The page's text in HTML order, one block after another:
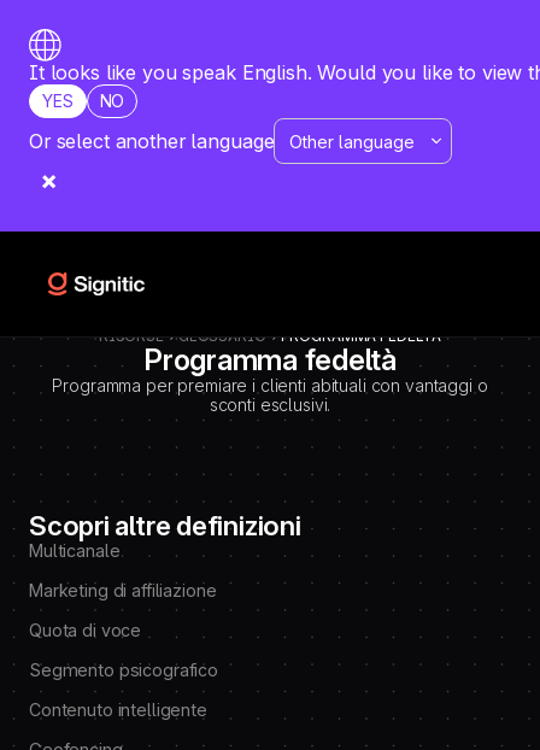
DEBUT CODE E - TEMPLATE CMS DEFINITIONS / LEXIQUE
Emplacement Webflow: Template CMS Definitions > Page settings >
Custom code > Inside tag
It looks like you speak English. Would you like to view
YES NO
Or select another language
RISORSE GLOSSARIO PROGRAMMA FEDELTÀ
Programma fedeltà
Programma per premiare i clienti abituali con vantaggi o
sconti esclusivi.
Scopri altre definizioni
Multicanale
Marketing di affiliazione
Quota di voce
Segmento psicografico
Contenuto intelligente